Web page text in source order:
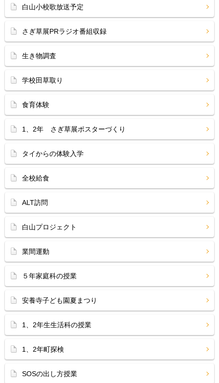
白山小校歌放送予定
さぎ草展PRラジオ番組収録
生き物調査
学校田草取り
食育体験
1、2年 さぎ草展ポスターづくり
タイからの体験入学
全校給食
ALT訪問
白山プロジェクト
業間運動
５年家庭科の授業
安養寺子ども園夏まつり
1、2年生生活科の授業
1、2年町探検
SOSの出し方授業